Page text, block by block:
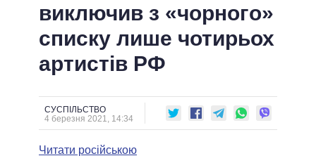
ПОДІЇ
СТАТТІ
ОГЛЯДИ
ДАЙДЖЕСТИ
ЕКОНОМІКА
СУСПІЛЬСТВО
ПОЛIТИКИ
УСІ ПОЛІТИКИ
ПРЕЗИДЕНТ І ОФІС
ВЕРХОВНА РАДА
КАБІНЕТ МІНІСТРІВ
МЕРИ МІСТ
ПІДТРИМАТИ
ПОРІВНЯННЯ ПОЛІТИКІВ
виключив з «чорного»
списку лише чотирьох
артистів РФ
СУСПІЛЬСТВО
4 березня 2021, 14:34
Читати російською